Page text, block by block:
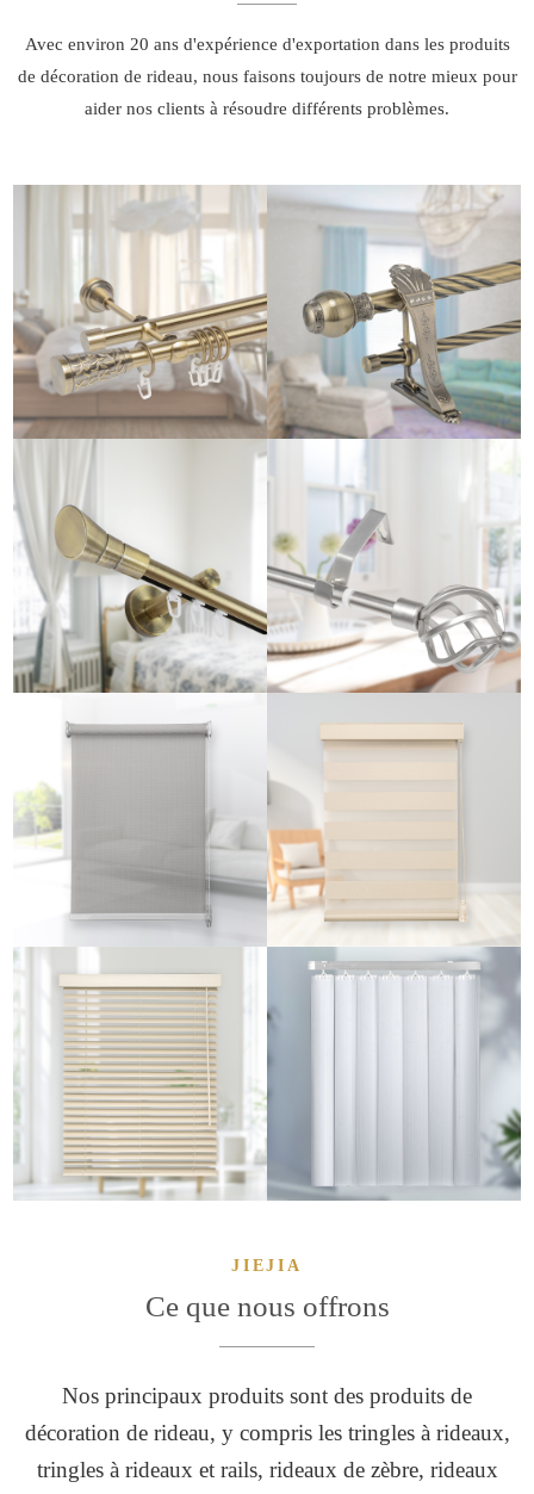
Avec environ 20 ans d'expérience d'exportation dans les produits
de décoration de rideau, nous faisons toujours de notre mieux pour
aider nos clients à résoudre différents problèmes.
STYLE
MINIMALISTE
EUROPÉEN
STYLE DE
LUXE ARABE
PISTE
CIRCULAIRE
CURTAIN
VENTE
CHAUDE
STYLE
EXTENSIBLE
YEUX ZÈBRE
VOLETS DE
VENISE
JIEJIA
Ce que nous offrons
Nos principaux produits sont des produits de
décoration de rideau, y compris les tringles à rideaux,
tringles à rideaux et rails, rideaux de zèbre, rideaux